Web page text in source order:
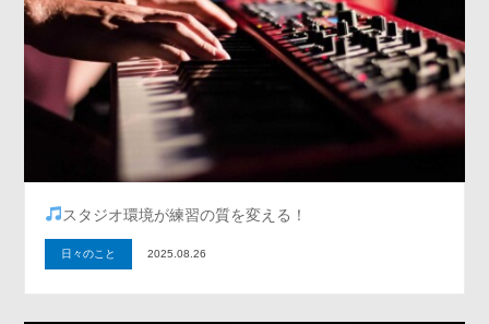
スタジオ環境が練習の質を変える！
日々のこと 2025.08.26